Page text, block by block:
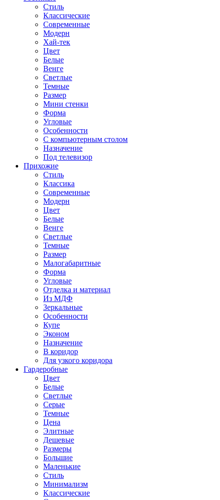
Стиль
Классические
Современные
Модерн
Хай-тек
Цвет
Белые
Венге
Светлые
Темные
Размер
Мини стенки
Форма
Угловые
Особенности
С компьютерным столом
Назначение
Под телевизор
Прихожие
Стиль
Классика
Современные
Модерн
Цвет
Белые
Венге
Светлые
Темные
Размер
Малогабаритные
Форма
Угловые
Отделка и материал
Из МДФ
Зеркальные
Особенности
Купе
Эконом
Назначение
В коридор
Для узкого коридора
Гардеробные
Цвет
Белые
Светлые
Серые
Темные
Цена
Элитные
Дешевые
Размеры
Большие
Маленькие
Стиль
Минимализм
Классические